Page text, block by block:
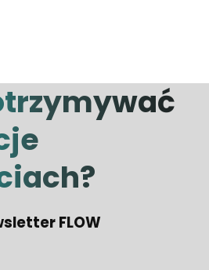
FLOW